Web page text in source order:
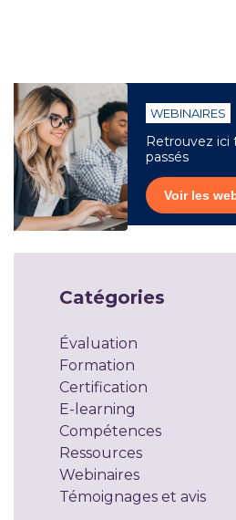
WEBINAIRES
Retrouvez ici
passés
Voir les
Catégories
Évaluation
Formation
Certification
E-learning
Compétences
Ressources
Webinaires
Témoignages et avis